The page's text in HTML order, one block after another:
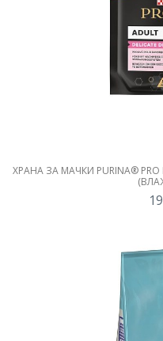
ХРАНА ЗА МАЧКИ PURINA®